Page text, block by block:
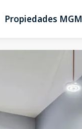
Propiedades MGM